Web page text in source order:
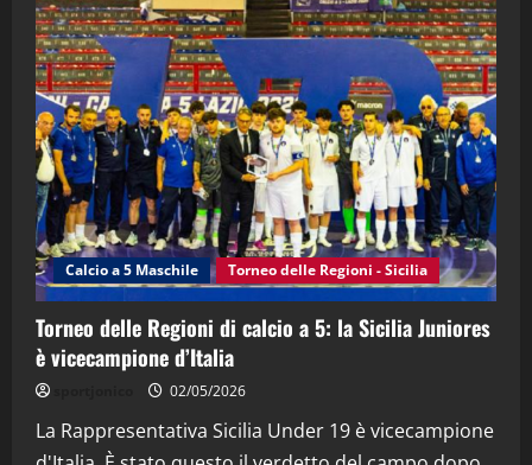
3
"SportEmpire" in Podcast
“SportEmpire” in Podcast: 28^ Puntata
(Martedi 21 Aprile 2026)
21/04/2026
4
"SportEmpire" in Podcast Sport News
“SportEmpire” in Podcast: 27^ Puntata
(Martedi 14 Aprile 2026)
15/04/2026
"SportEmpire" in Podcast
“SportEmpire” in Podcast: 26^ Puntata
08/04/2026
Calcio a 5 Maschile Torneo delle Regioni - Sicilia
Torneo delle Regioni di calcio a 5: la Sicilia Juniores
è vicecampione d’Italia
02/05/2026
La Rappresentativa Sicilia Under 19 è vicecampione